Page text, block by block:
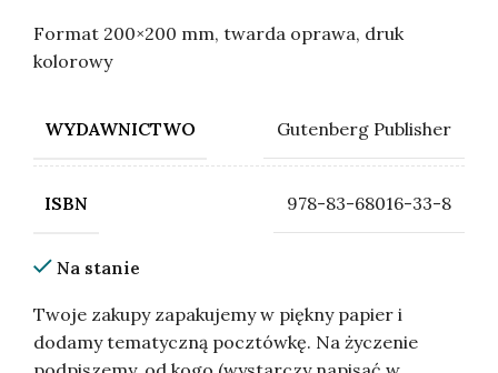
Format 200×200 mm, twarda oprawa, druk
kolorowy
WYDAWNICTWO Gutenberg Publisher
ISBN 978-83-68016-33-8
Na stanie
Twoje zakupy zapakujemy w piękny papier i
dodamy tematyczną pocztówkę. Na życzenie